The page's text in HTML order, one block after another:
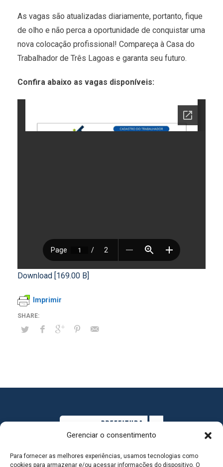
Gerenciar o consentimento
Para fornecer as melhores experiências, usamos tecnologias como
cookies para armazenar e/ou acessar informações do dispositivo. O
As vagas são atualizadas diariamente, portanto, fique
de olho e não perca a oportunidade de conquistar uma
nova colocação profissional! Compareça à Casa do
Trabalhador de Três Lagoas e garanta seu futuro.
Confira abaixo as vagas disponíveis:
Download [169.00 B]
Imprimir